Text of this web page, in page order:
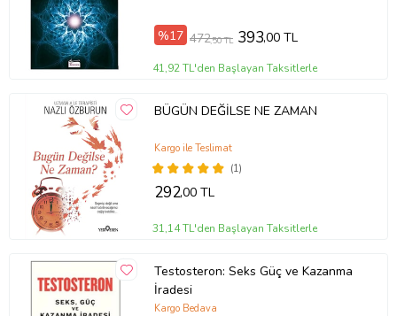
%17 472,50 TL 393,00 TL
41,92 TL'den Başlayan Taksitlerle
BÜGÜN DEĞİLSE NE ZAMAN
(1)
Kargo ile Teslimat
292,00 TL
31,14 TL'den Başlayan Taksitlerle
Testosteron: Seks Güç ve Kazanma
İradesi
Kargo Bedava